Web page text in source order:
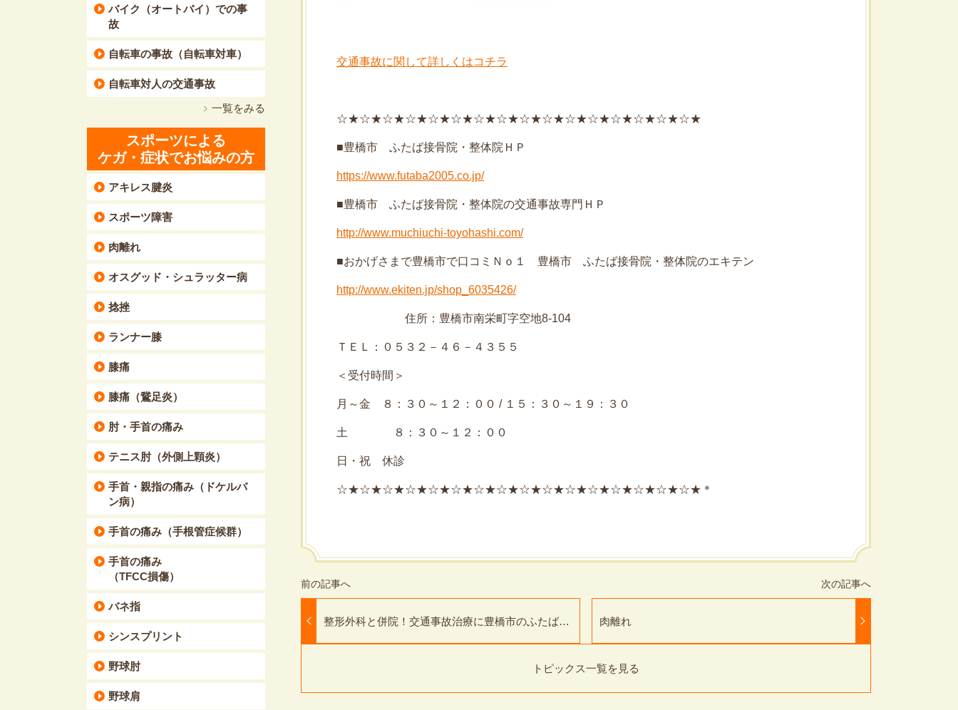
交通事故に関して詳しくはコチラ
☆★☆★☆★☆★☆★☆★☆★☆★☆★☆★☆★☆★☆★☆★☆★☆★
■豊橋市 ふたば接骨院・整体院ＨＰ
https://www.futaba2005.co.jp/
■豊橋市 ふたば接骨院・整体院の交通事故専門ＨＰ
http://www.muchiuchi-toyohashi.com/
■おかげさまで豊橋市で口コミＮｏ１ 豊橋市 ふたば接骨院・整体院のエキテン
http://www.ekiten.jp/shop_6035426/
住所：豊橋市南栄町字空地8-104
ＴＥＬ：０５３２－４６－４３５５
＜受付時間＞
月～金 ８：３０～１２：００ / １５：３０～１９：３０
土 ８：３０～１２：００
日・祝 休診
☆★☆★☆★☆★☆★☆★☆★☆★☆★☆★☆★☆★☆★☆★☆★☆★＊
整形外科と併院！交通事故治療に豊橋市のふたば接
肉離れ
トピックス一覧を見る
バイク（オートバイ）での事
故
自転車の事故（自転車対車）
自転車対人の交通事故
一覧をみる
スポーツによる
ケガ・症状でお悩みの方
アキレス腱炎
スポーツ障害
肉離れ
オスグッド・シュラッター病
捻挫
ランナー膝
膝痛
膝痛（鵞足炎）
肘・手首の痛み
テニス肘（外側上顆炎）
手首・親指の痛み（ドケルバ
ン病）
手首の痛み（手根管症候群）
手首の痛み
（TFCC損傷）
バネ指
シンスプリント
野球肘
野球肩